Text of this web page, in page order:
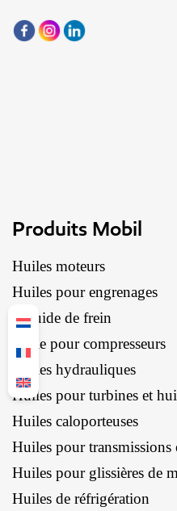
Produits Mobil
Huiles moteurs
Huiles pour engrenages
Liquide de frein
Huile pour compresseurs
Huiles hydrauliques
Huiles pour turbines et
Huiles caloporteuses
Huiles pour transmissions
Huiles pour glissières de
Huiles de réfrigération